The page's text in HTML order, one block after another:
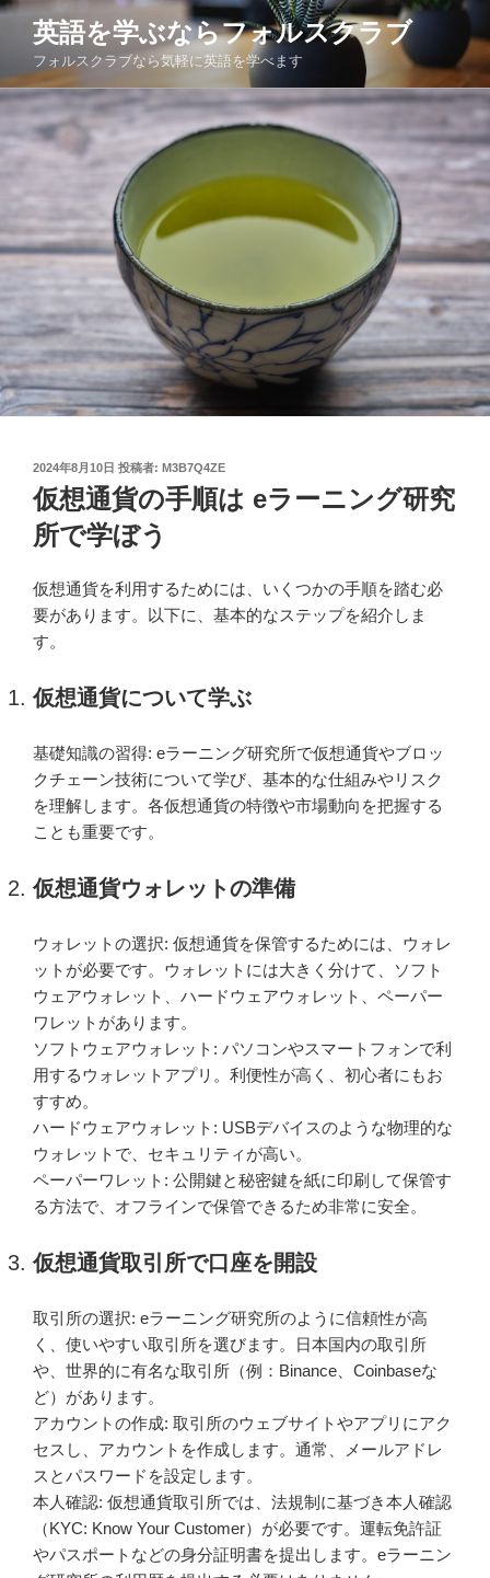
コ
ン
ツ
へ
キ
プ
英語を学ぶならフォルスクラブ
フォルスクラブなら気軽に英語を学べます
投
稿
日:
2024年8月10日 投稿者: M3B7Q4ZE
仮想通貨の手順は eラーニング研究
所で学ぼう
仮想通貨を利用するためには、いくつかの手順を踏む必
要があります。以下に、基本的なステップを紹介しま
す。
仮想通貨について学ぶ
基礎知識の習得: eラーニング研究所で仮想通貨やブロッ
クチェーン技術について学び、基本的な仕組みやリスク
を理解します。各仮想通貨の特徴や市場動向を把握する
ことも重要です。
仮想通貨ウォレットの準備
ウォレットの選択: 仮想通貨を保管するためには、ウォレ
ットが必要です。ウォレットには大きく分けて、ソフト
ウェアウォレット、ハードウェアウォレット、ペーパー
ワレットがあります。
ソフトウェアウォレット: パソコンやスマートフォンで利
用するウォレットアプリ。利便性が高く、初心者にもお
すすめ。
ハードウェアウォレット: USBデバイスのような物理的な
ウォレットで、セキュリティが高い。
ペーパーワレット: 公開鍵と秘密鍵を紙に印刷して保管す
る方法で、オフラインで保管できるため非常に安全。
仮想通貨取引所で口座を開設
取引所の選択: eラーニング研究所のように信頼性が高
く、使いやすい取引所を選びます。日本国内の取引所
や、世界的に有名な取引所（例：Binance、Coinbaseな
ど）があります。
アカウントの作成: 取引所のウェブサイトやアプリにアク
セスし、アカウントを作成します。通常、メールアドレ
スとパスワードを設定します。
本人確認: 仮想通貨取引所では、法規制に基づき本人確認
（KYC: Know Your Customer）が必要です。運転免許証
やパスポートなどの身分証明書を提出します。eラーニン